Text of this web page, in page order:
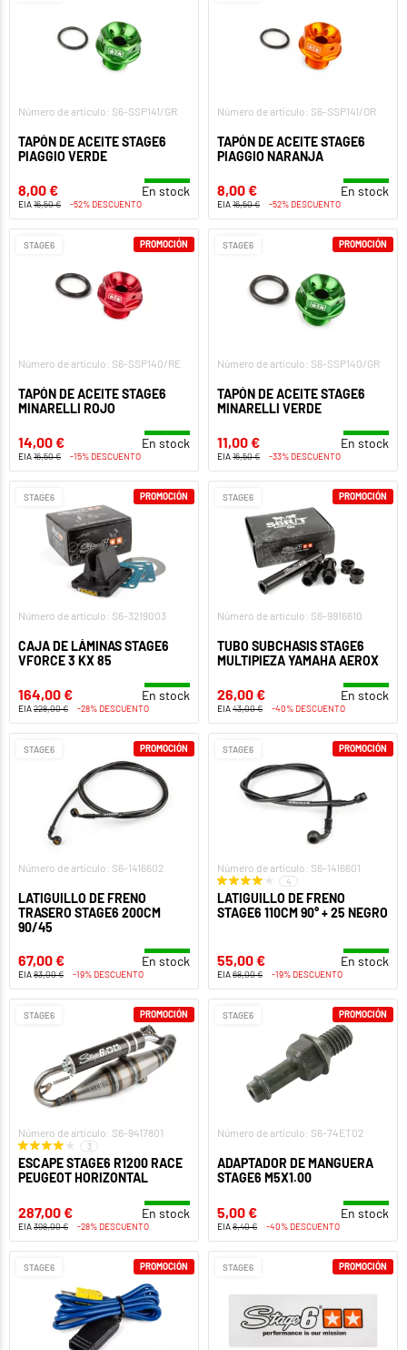
Número de artículo: S6-SSP141/GR
TAPÓN DE ACEITE STAGE6
PIAGGIO VERDE
8,00 € En stock
EIA16,50 € -52% DESCUENTO
Número de artículo: S6-SSP141/OR
TAPÓN DE ACEITE STAGE6
PIAGGIO NARANJA
8,00 € En stock
EIA16,50 € -52% DESCUENTO
STAGE6
Número de artículo: S6-SSP140/RE
TAPÓN DE ACEITE STAGE6
MINARELLI ROJO
14,00 € En stock
EIA16,50 € -15% DESCUENTO
PROMOCIÓN STAGE6
Número de artículo: S6-SSP140/GR
TAPÓN DE ACEITE STAGE6
MINARELLI VERDE
11,00 € En stock
EIA16,50 € -33% DESCUENTO
PROMOCIÓN
STAGE6
Número de artículo: S6-3219003
CAJA DE LÁMINAS STAGE6
VFORCE 3 KX 85
164,00 € En stock
EIA228,00 € -28% DESCUENTO
PROMOCIÓN STAGE6
Número de artículo: S6-9916610
TUBO SUBCHASIS STAGE6
MULTIPIEZA YAMAHA AEROX
26,00 € En stock
EIA43,00 € -40% DESCUENTO
PROMOCIÓN
STAGE6
Número de artículo: S6-1416602
LATIGUILLO DE FRENO
TRASERO STAGE6 200CM
90/45
67,00 € En stock
EIA83,00 € -19% DESCUENTO
PROMOCIÓN STAGE6
Número de artículo: S6-1416601
4
LATIGUILLO DE FRENO
STAGE6 110CM 90° + 25 NEGRO
55,00 € En stock
EIA68,00 € -19% DESCUENTO
PROMOCIÓN
STAGE6
Número de artículo: S6-9417801
3
ESCAPE STAGE6 R1200 RACE
PEUGEOT HORIZONTAL
287,00 € En stock
EIA398,00 € -28% DESCUENTO
PROMOCIÓN STAGE6
Número de artículo: S6-74ET02
ADAPTADOR DE MANGUERA
STAGE6 M5X1.00
5,00 € En stock
EIA8,40 € -40% DESCUENTO
PROMOCIÓN
STAGE6 PROMOCIÓN STAGE6 PROMOCIÓN